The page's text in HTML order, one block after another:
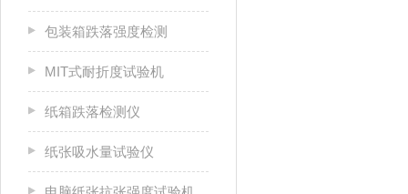
包装箱跌落强度检测
MIT式耐折度试验机
纸箱跌落检测仪
纸张吸水量试验仪